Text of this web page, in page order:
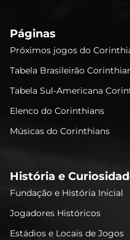
Páginas
Próximos jogos do
Tabela Brasileirão
Tabela Sul-Americana
Elenco do Corinthians
Músicas do Corinthians
História e
Fundação e História Inicial
Jogadores Históricos
Estádios e Locais de Jogos